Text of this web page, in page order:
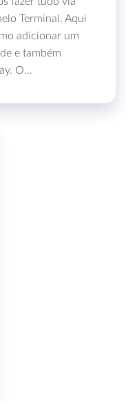
Terminal. Aqui
adicionar um
e também
O…